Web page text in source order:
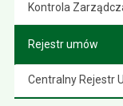
Kontrola
Rejestr umów
Centralny Rejestr